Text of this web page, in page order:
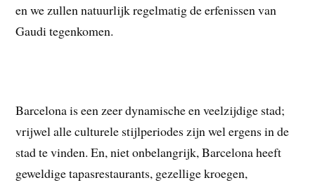
en we zullen natuurlijk regelmatig de erfenissen van
Gaudi tegenkomen.
Barcelona is een zeer dynamische en veelzijdige stad;
vrijwel alle culturele stijlperiodes zijn wel ergens in de
stad te vinden. En, niet onbelangrijk, Barcelona heeft
geweldige tapasrestaurants, gezellige kroegen,